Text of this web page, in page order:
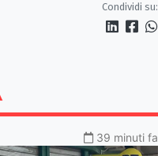
Condividi su:
39 minuti fa